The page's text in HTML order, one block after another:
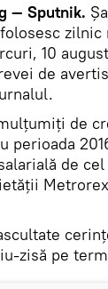
— Sputnik.
10
de
de
perioada
de
zisă pe